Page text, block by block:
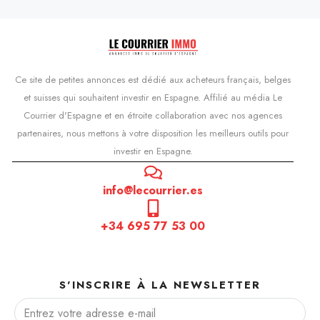
Ce site de petites annonces est dédié aux acheteurs français, belges
et suisses qui souhaitent investir en Espagne. Affilié au média Le
Courrier d'Espagne et en étroite collaboration avec nos agences
partenaires, nous mettons à votre disposition les meilleurs outils pour
investir en Espagne.
info@lecourrier.es
+34 695 77 53 00
S'INSCRIRE À LA NEWSLETTER